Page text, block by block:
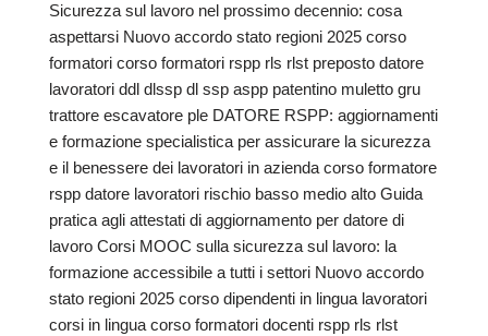
Sicurezza sul lavoro nel prossimo decennio: cosa
aspettarsi Nuovo accordo stato regioni 2025 corso
formatori corso formatori rspp rls rlst preposto datore
lavoratori ddl dlssp dl ssp aspp patentino muletto gru
trattore escavatore ple DATORE RSPP: aggiornamenti
e formazione specialistica per assicurare la sicurezza
e il benessere dei lavoratori in azienda corso formatore
rspp datore lavoratori rischio basso medio alto Guida
pratica agli attestati di aggiornamento per datore di
lavoro Corsi MOOC sulla sicurezza sul lavoro: la
formazione accessibile a tutti i settori Nuovo accordo
stato regioni 2025 corso dipendenti in lingua lavoratori
corsi in lingua corso formatori docenti rspp rls rlst